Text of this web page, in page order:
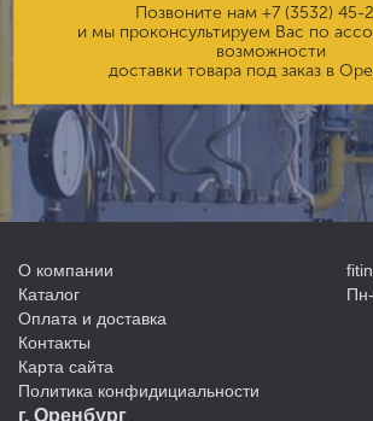
Позвоните нам +7 (3532) 45-
и мы проконсультируем Вас по
возможности
доставки товара под заказ в
О компании
Каталог
Оплата и доставка
Контакты
Карта сайта
Политика конфидициальности
г. Оренбург